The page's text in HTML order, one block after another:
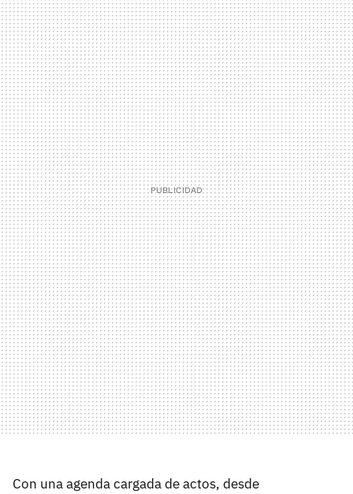
Con una agenda cargada de actos, desde